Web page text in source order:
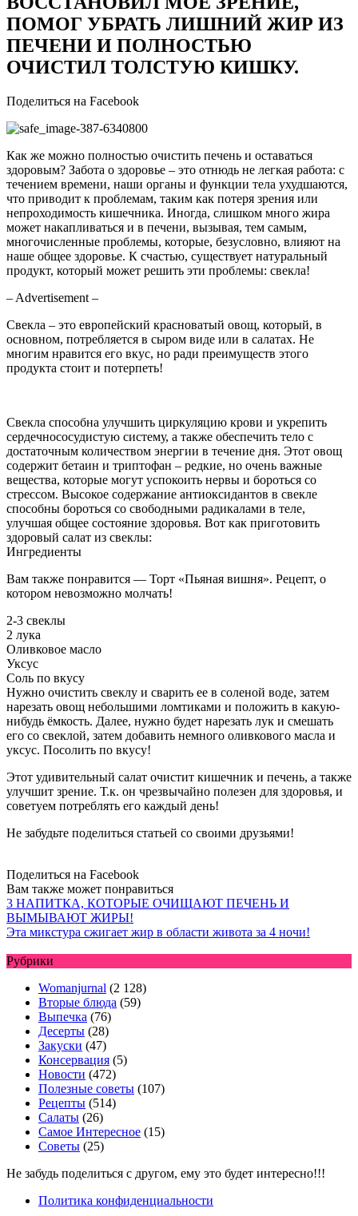
ПОМОГ УБРАТЬ ЛИШНИЙ ЖИР ИЗ
ПЕЧЕНИ И ПОЛНОСТЬЮ
ОЧИСТИЛ ТОЛСТУЮ КИШКУ.
Поделиться на Facebook
Как же можно полностью очистить печень и оставаться
здоровым? Забота о здоровье – это отнюдь не легкая работа: с
течением времени, наши органы и функции тела ухудшаются,
что приводит к проблемам, таким как потеря зрения или
непроходимость кишечника. Иногда, слишком много жира
может накапливаться и в печени, вызывая, тем самым,
многочисленные проблемы, которые, безусловно, влияют на
наше общее здоровье. К счастью, существует натуральный
продукт, который может решить эти проблемы: свекла!
– Advertisement –
Свекла – это европейский красноватый овощ, который, в
основном, потребляется в сыром виде или в салатах. Не
многим нравится его вкус, но ради преимуществ этого
продукта стоит и потерпеть!
Свекла способна улучшить циркуляцию крови и укрепить
сердечнососудистую систему, а также обеспечить тело с
достаточным количеством энергии в течение дня. Этот овощ
содержит бетаин и триптофан – редкие, но очень важные
вещества, которые могут успокоить нервы и бороться со
стрессом. Высокое содержание антиоксидантов в свекле
способны бороться со свободными радикалами в теле,
улучшая общее состояние здоровья. Вот как приготовить
здоровый салат из свеклы:
Ингредиенты
Вам также понравится — Торт «Пьяная вишня». Рецепт, о
котором невозможно молчать!
2-3 свеклы
2 лукa
Оливковое масло
Уксус
Соль по вкусу
Нужно очистить свеклу и сварить ее в соленой воде, затем
нарезать овощ небольшими ломтиками и положить в какую-
нибудь ёмкость. Далее, нужно будет нарезать лук и смешать
его со свеклой, затем добавить немного оливкового масла и
уксус. Посолить по вкусу!
Этот удивительный салат очистит кишечник и печень, а также
улучшит зрение. Т.к. он чрезвычайно полезен для здоровья, и
советуем потреблять его каждый день!
Не забудьте поделиться статьей со своими друзьями!
Поделиться на Facebook
Вам также может понравиться
3 НАПИТКА, КОТОРЫЕ ОЧИЩАЮТ ПЕЧЕНЬ И
ВЫМЫВАЮТ ЖИРЫ!
Эта микстура сжигает жир в области живота за 4 ночи!
Рубрики
Womanjurnal (2 128)
Вторые блюда (59)
Выпечка (76)
Десерты (28)
Закуски (47)
Консервация (5)
Новости (472)
Полезные советы (107)
Рецепты (514)
Салаты (26)
Самое Интересное (15)
Советы (25)
Не забудь поделиться с другом, ему это будет интересно!!!
Политика конфиденциальности